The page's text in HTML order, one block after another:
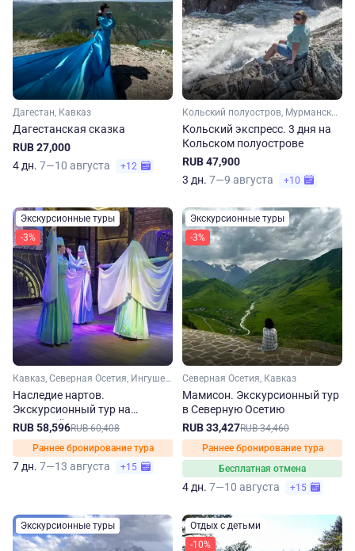
Дагестан, Кавказ
Дагестанская сказка
RUB 27,000
4 дн. 7—10 августа +12
Кольский полуостров, Мурманская область, Арктика
Кольский экспресс. 3 дня на
Кольском полуострове
RUB 47,900
3 дн. 7—9 августа +10
Экскурсионные туры
-3%
Кавказ, Северная Осетия, Ингушетия, Кабардино-Балкария, Чечня
Наследие нартов.
Экскурсионный тур на
Северный Кавказ
RUB 58,596RUB 60,408
Раннее бронирование тура
7 дн. 7—13 августа +15
Экскурсионные туры
-3%
Северная Осетия, Кавказ
Мамисон. Экскурсионный тур
в Северную Осетию
RUB 33,427RUB 34,460
Раннее бронирование тура
Бесплатная отмена
4 дн. 7—10 августа +15
Экскурсионные туры
Отдых с детьми
-10%